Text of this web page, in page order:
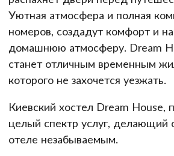
Уютная атмосфера и полная
номеров, создадут комфорт и
домашнюю атмосферу. Dream
станет отличным временным
которого не захочется уезжать.
Киевский хостел Dream House,
целый спектр услуг, делающий
отеле незабываемым.